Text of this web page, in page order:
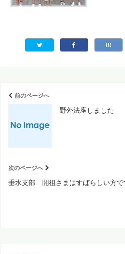
前のページへ
野外法座しまし
次のページへ
垂水支部 開祖さまはすばらしい方で